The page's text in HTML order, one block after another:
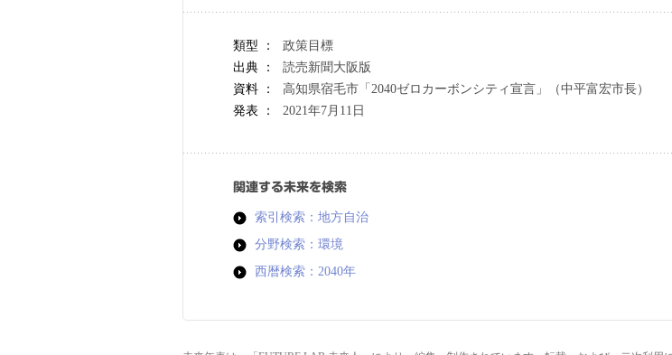
類型 ：
政策目標
出典 ：
読売新聞大阪版
資料 ：
高知県宿毛市「2040ゼロカーボンシティ宣言」（中平富宏市長）
発表 ：
2021年7月11日
関連する未来を検索
索引検索：地方自治
分野検索：環境
西暦検索：2040年